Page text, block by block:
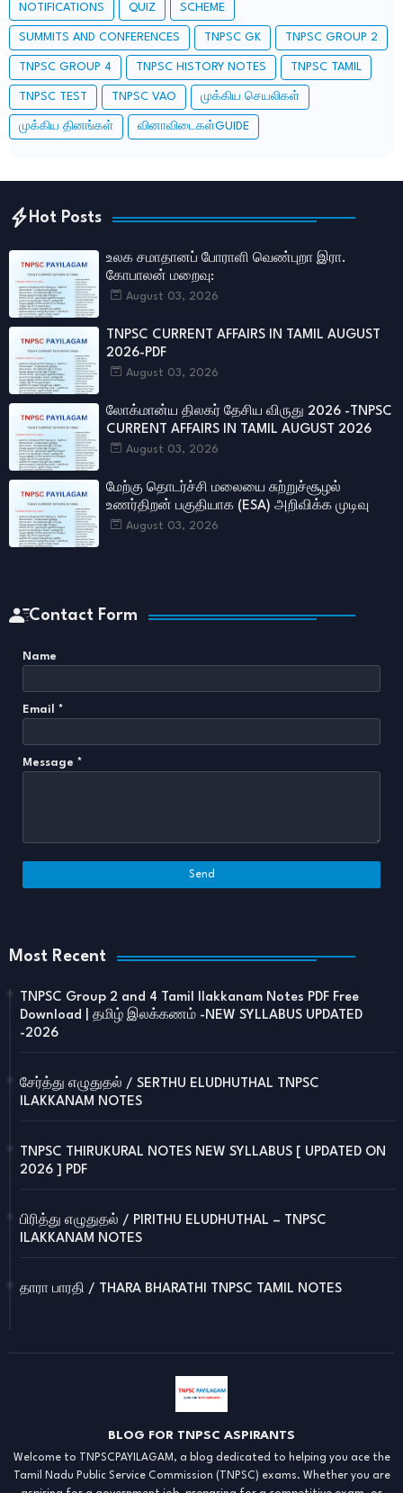
NOTIFICATIONS QUIZ SCHEME
SUMMITS AND CONFERENCES TNPSC GK TNPSC GROUP 2
TNPSC GROUP 4 TNPSC HISTORY NOTES TNPSC TAMIL
TNPSC TEST TNPSC VAO முக்கிய செயலிகள்
முக்கிய தினங்கள் வினாவிடைகள்GUIDE
Hot Posts
உலக சமாதானப் போராளி வெண்புறா இரா.
கோபாலன் மறைவு:
August 03, 2026
TNPSC CURRENT AFFAIRS IN TAMIL AUGUST
2026-PDF
August 03, 2026
லோக்மான்ய திலகர் தேசிய விருது 2026 -TNPSC
CURRENT AFFAIRS IN TAMIL AUGUST 2026
August 03, 2026
மேற்கு தொடர்ச்சி மலையை சுற்றுச்சூழல்
உணர்திறன் பகுதியாக (ESA) அறிவிக்க முடிவு
August 03, 2026
Contact Form
Name
Email *
Message *
Most Recent
TNPSC Group 2 and 4 Tamil Ilakkanam Notes PDF Free
Download | தமிழ் இலக்கணம் -NEW SYLLABUS UPDATED
-2026
சேர்த்து எழுதுதல் / SERTHU ELUDHUTHAL TNPSC
ILAKKANAM NOTES
TNPSC THIRUKURAL NOTES NEW SYLLABUS [ UPDATED ON
2026 ] PDF
பிரித்து எழுதுதல் / PIRITHU ELUDHUTHAL – TNPSC
ILAKKANAM NOTES
தாரா பாரதி / THARA BHARATHI TNPSC TAMIL NOTES
BLOG FOR TNPSC ASPIRANTS
Welcome to TNPSCPAYILAGAM, a blog dedicated to helping you ace the
Tamil Nadu Public Service Commission (TNPSC) exams. Whether you are